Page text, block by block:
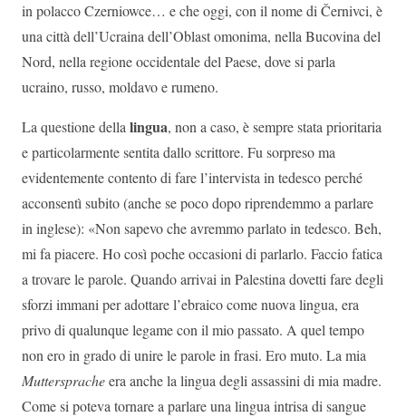
in polacco Czerniowce… e che oggi, con il nome di Černivci, è
una città dell’Ucraina dell’Oblast omonima, nella Bucovina del
Nord, nella regione occidentale del Paese, dove si parla
ucraino, russo, moldavo e rumeno.
La questione dellalingua, non a caso, è sempre stata prioritaria
e particolarmente sentita dallo scrittore. Fu sorpreso ma
evidentemente contento di fare l’intervista in tedesco perché
acconsentì subito (anche se poco dopo riprendemmo a parlare
in inglese): «Non sapevo che avremmo parlato in tedesco. Beh,
mi fa piacere. Ho così poche occasioni di parlarlo. Faccio fatica
a trovare le parole. Quando arrivai in Palestina dovetti fare degli
sforzi immani per adottare l’ebraico come nuova lingua, era
privo di qualunque legame con il mio passato. A quel tempo
non ero in grado di unire le parole in frasi. Ero muto. La mia
Mutterspracheera anche la lingua degli assassini di mia madre.
Come si poteva tornare a parlare una lingua intrisa di sangue